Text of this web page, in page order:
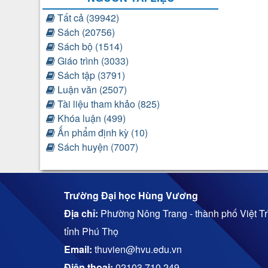
Tất cả (39942)
Sách (20756)
Sách bộ (1514)
Giáo trình (3033)
Sách tập (3791)
Luận văn (2507)
Tài liệu tham khảo (825)
Khóa luận (499)
Ấn phẩm định kỳ (10)
Sách huyện (7007)
Trường Đại học Hùng Vương
Địa chỉ: Phường Nông Trang - thành phố Việt
tỉnh Phú Thọ
Email: thuvien@hvu.edu.vn